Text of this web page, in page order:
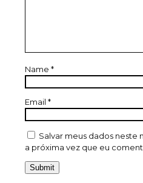
Name *
Email *
Salvar meus dados neste
a próxima vez que eu